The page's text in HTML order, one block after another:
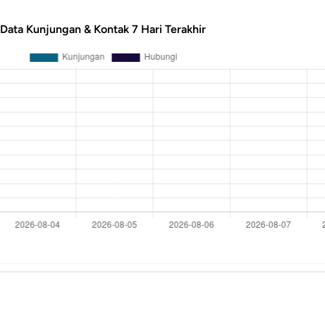
Data Kunjungan & Kontak 7 Hari Terakhir